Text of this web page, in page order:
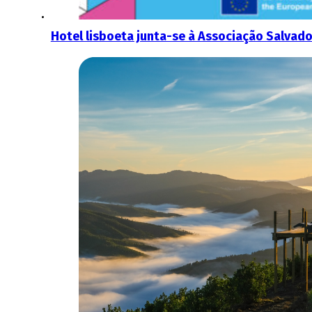
Hotel lisboeta junta-se à Associação